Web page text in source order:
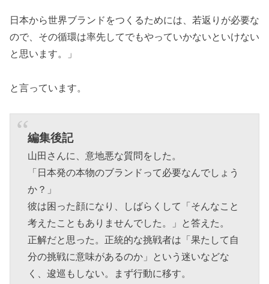
日本から世界ブランドをつくるためには、若返りが必要な
ので、その循環は率先してでもやっていかないといけない
と思います。」
と言っています。
編集後記
山田さんに、意地悪な質問をした。
「日本発の本物のブランドって必要なんでしょう
か？」
彼は困った顔になり、しばらくして「そんなこと
考えたこともありませんでした。」と答えた。
正解だと思った。正統的な挑戦者は「果たして自
分の挑戦に意味があるのか」という迷いなどな
く、逡巡もしない。まず行動に移す。